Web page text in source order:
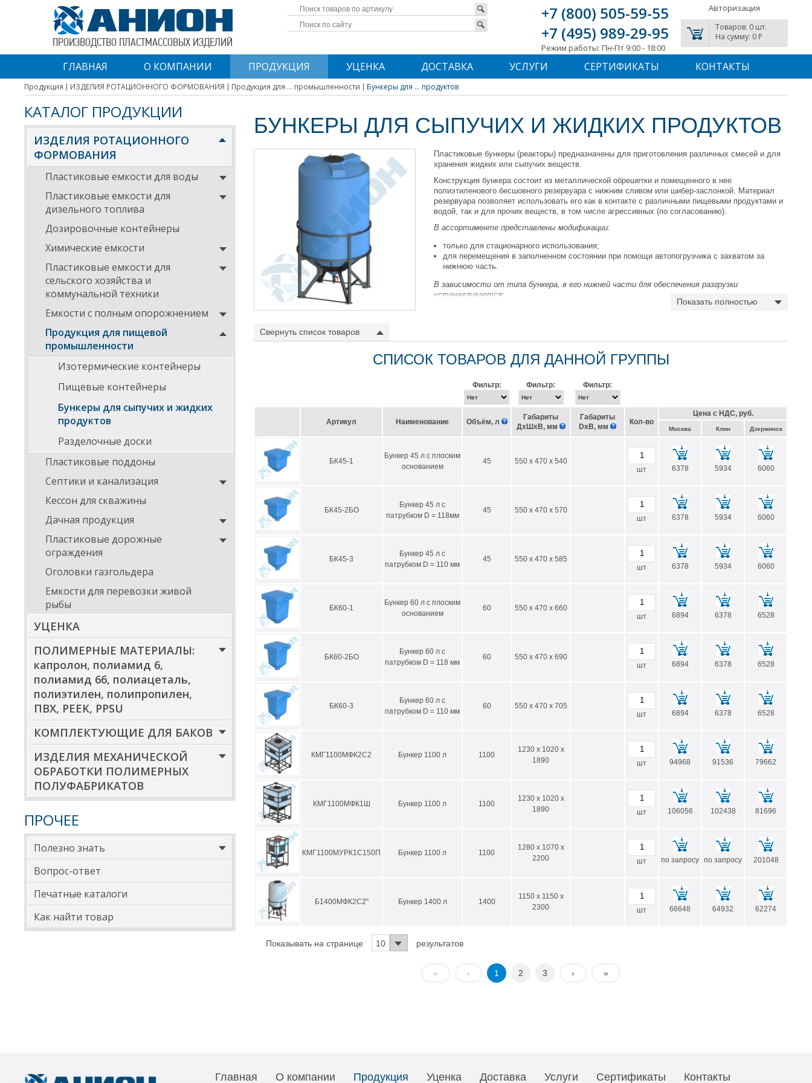
+7 (800) 505-59-55
+7 (495) 989-29-95
Режим работы: Пн-Пт 9:00 - 18:00
Авторизация
Товаров: 0 шт.
На сумму: 0 P
ПРОИЗВОДСТВО ПЛАСТМАССОВЫХ ИЗДЕЛИЙ
ГЛАВНАЯ О КОМПАНИИ ПРОДУКЦИЯ УЦЕНКА ДОСТАВКА УСЛУГИ СЕРТИФИКАТЫ КОНТАКТЫ
Продукция ИЗДЕЛИЯ РОТАЦИОННОГО ФОРМОВАНИЯ Продукция для ... промышленности Бункеры для ... продуктов
КАТАЛОГ ПРОДУКЦИИ
ИЗДЕЛИЯ РОТАЦИОННОГО
ФОРМОВАНИЯ
Пластиковые емкости для воды
Пластиковые емкости для
дизельного топлива
Дозировочные контейнеры
Химические емкости
Пластиковые емкости для
сельского хозяйства и
коммунальной техники
Емкости с полным опорожнением
Продукция для пищевой
промышленности
Изотермические контейнеры
Пищевые контейнеры
Бункеры для сыпучих и жидких
продуктов
Разделочные доски
Пластиковые поддоны
Септики и канализация
Кессон для скважины
Дачная продукция
Пластиковые дорожные
ограждения
Оголовки газгольдера
Емкости для перевозки живой
рыбы
УЦЕНКА
ПОЛИМЕРНЫЕ МАТЕРИАЛЫ:
капролон, полиамид 6,
полиамид 66, полиацеталь,
полиэтилен, полипропилен,
ПВХ, PEEK, PPSU
КОМПЛЕКТУЮЩИЕ ДЛЯ БАКОВ
ИЗДЕЛИЯ МЕХАНИЧЕСКОЙ
ОБРАБОТКИ ПОЛИМЕРНЫХ
ПОЛУФАБРИКАТОВ
ПРОЧЕЕ
Полезно знать
Вопрос-ответ
Печатные каталоги
Как найти товар
БУНКЕРЫ ДЛЯ СЫПУЧИХ И ЖИДКИХ ПРОДУКТОВ
Пластиковые бункеры (реакторы) предназначены для приготовления различных смесей и для
хранения жидких или сыпучих веществ.
Конструкция бункера состоит из металлической обрешетки и помещенного в нее
полиэтиленового бесшовного резервуара с нижним сливом или шибер-заслонкой. Материал
резервуара позволяет использовать его как в контакте с различными пищевыми продуктами и
водой, так и для прочих веществ, в том числе агрессивных (по согласованию).
В ассортименте представлены модификации:
только для стационарного использования;
для перемещения в заполненном состоянии при помощи автопогрузчика с захватом за
нижнюю часть.
В зависимости от типа бункера, в его нижней части для обеспечения разгрузки
устанавливается:
по согласованным чертежам для установки дополнительных отводов, кранов и других
Показать полностью
Свернуть список товаров
СПИСОК ТОВАРОВ ДЛЯ ДАННОЙ ГРУППЫ
Фильтр: Фильтр: Фильтр:
Артикул Наименование Объём, л
Габариты
ДхШхВ, мм
Габариты
DхВ, мм
Кол-во
Цена с НДС, руб.
Москва Клин Дзержинск
БК45-1
Бункер 45 л с плоским
основанием
45
550 x 470 x 540
шт
6378 5934 6060
БК45-2БО
Бункер 45 л с
патрубком D = 118мм
45
550 x 470 x 570
шт
6378 5934 6060
БК45-3
Бункер 45 л с
патрубком D = 110 мм
45
550 x 470 x 585
шт
6378 5934 6060
БК60-1
Бункер 60 л с плоским
основанием
60
550 x 470 x 660
шт
6894 6378 6528
БК60-2БО
Бункер 60 л с
патрубком D = 118 мм
60
550 x 470 x 690
шт
6894 6378 6528
БК60-3
Бункер 60 л с
патрубком D = 110 мм
60
550 x 470 x 705
шт
6894 6378 6528
КМГ1100МФК2С2 Бункер 1100 л 1100
1230 x 1020 x
1890
шт 94968 91536 79662
КМГ1100МФК1Ш Бункер 1100 л 1100
1230 x 1020 x
1890
шт 106056 102438 81696
КМГ1100МУРК1С150П Бункер 1100 л 1100
1280 x 1070 x
2200
шт по запросу по запросу 201048
Б1400МФК2С2" Бункер 1400 л 1400
1150 x 1150 x
2300
шт 66648 64932 62274
« ‹ 1 2 3 › »
Показывать на странице 10 результатов
Главная О компании Продукция Уценка Доставка Услуги Сертификаты Контакты